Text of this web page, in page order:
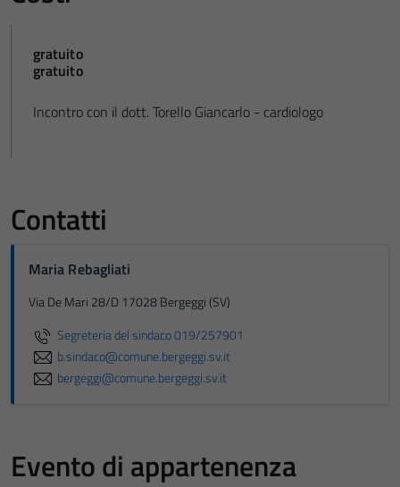
gratuito
gratuito
Incontro con il dott. Torello Giancarlo - cardiologo
Contatti
Maria Rebagliati
Via De Mari 28/D 17028 Bergeggi (SV)
Segreteria del sindaco 019/257901
b.sindaco@comune.bergeggi.sv.it
bergeggi@comune.bergeggi.sv.it
Evento di appartenenza